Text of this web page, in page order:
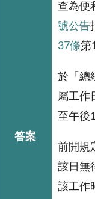
答案
查為便
號公告
37條第
於「總
屬工作
至午後
前開規
該日無
該工作